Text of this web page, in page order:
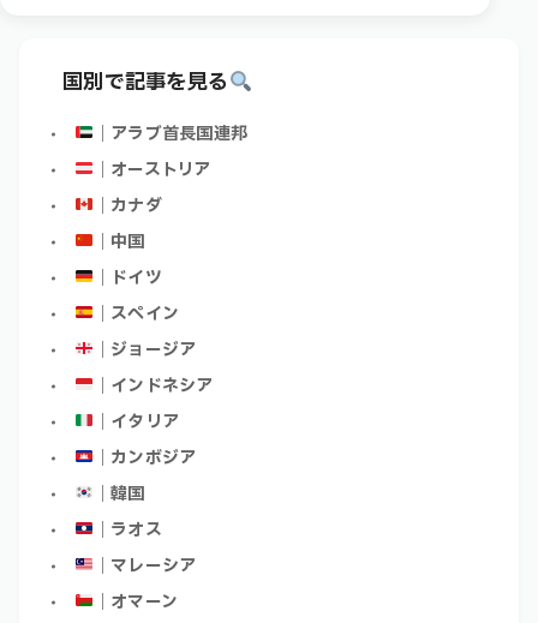
国別で記事を見る
｜アラブ首長国連邦
｜オーストリア
｜カナダ
｜中国
｜ドイツ
｜スペイン
｜ジョージア
｜インドネシア
｜イタリア
｜カンボジア
｜韓国
｜ラオス
｜マレーシア
｜オマーン